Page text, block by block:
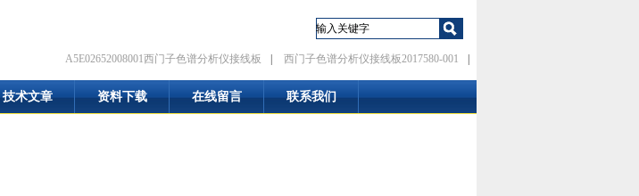
A5E02652008001西门子色谱分析仪接线板 西门子色谱分析仪接线板2017580-001
技术文章 资料下载 在线留言 联系我们